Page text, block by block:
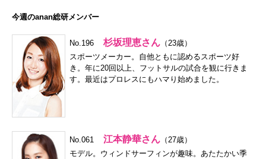
今週のanan総研メンバー
No.196 杉坂理恵さん （23歳）
スポーツメーカー。自他ともに認めるスポーツ好
き。年に20回以上、フットサルの試合を観に行きま
す。最近はプロレスにもハマり始めました。
No.061 江本静華さん （27歳）
モデル。ウィンドサーフィンが趣味。あたたかい季